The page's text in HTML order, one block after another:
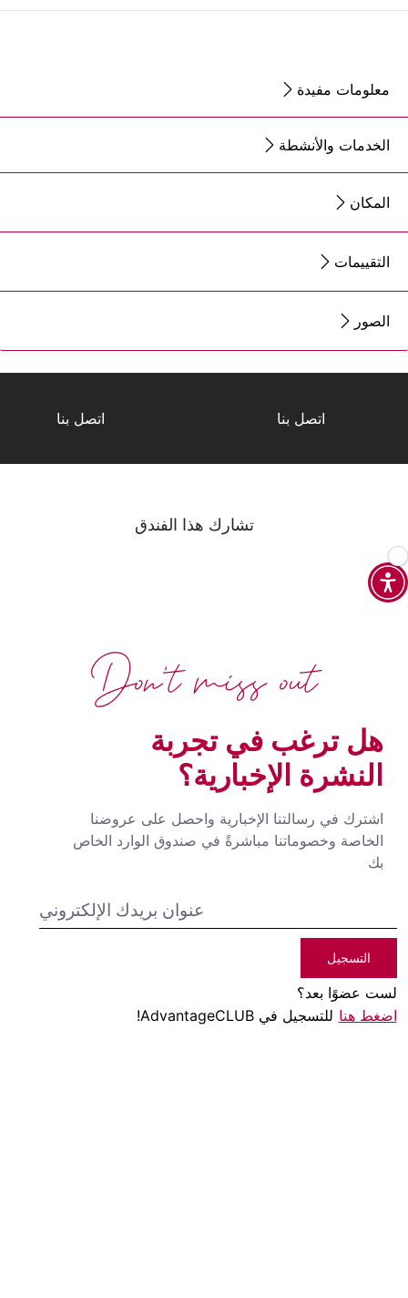
معلومات مفيدة
الخدمات والأنشطة
المكان
التقييمات
الصور
اتصل بنا اتصل بنا
تشارك هذا الفندق
هل ترغب في تجربة
النشرة الإخبارية؟
اشترك في رسالتنا الإخبارية واحصل على عروضنا
الخاصة وخصوماتنا مباشرةً في صندوق الوارد الخاص
بك
التسجيل
لست عضوًا بعد؟
اضغط هنا للتسجيل في AdvantageCLUB!
Don't miss out